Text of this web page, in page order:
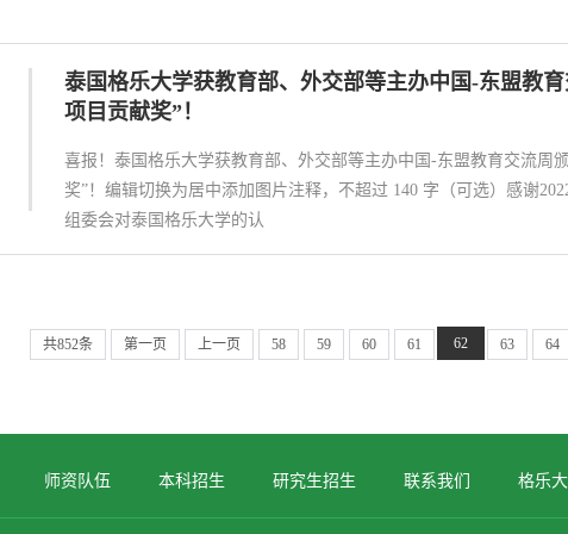
泰国格乐大学获教育部、外交部等主办中国-东盟教
项目贡献奖”！
喜报！泰国格乐大学获教育部、外交部等主办中国-东盟教育交流周
奖”！​编辑切换为居中添加图片注释，不超过 140 字（可选）感谢
组委会对泰国格乐大学的认
共852条 第一页 上一页 58 59 60 61 62 63 64
师资队伍 本科招生 研究生招生 联系我们 格乐